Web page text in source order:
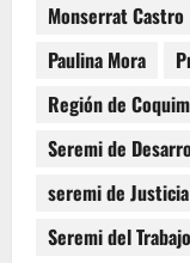
Monserrat Castro
Paulina Mora
Región de
Seremi de
seremi de
Seremi del Trabajo